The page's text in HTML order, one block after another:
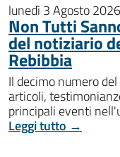
lunedì 3 Agosto 2026
Non Tutti
del notiziario
Rebibbia
Il decimo numero
articoli,
principali eventi
Leggi tutto →